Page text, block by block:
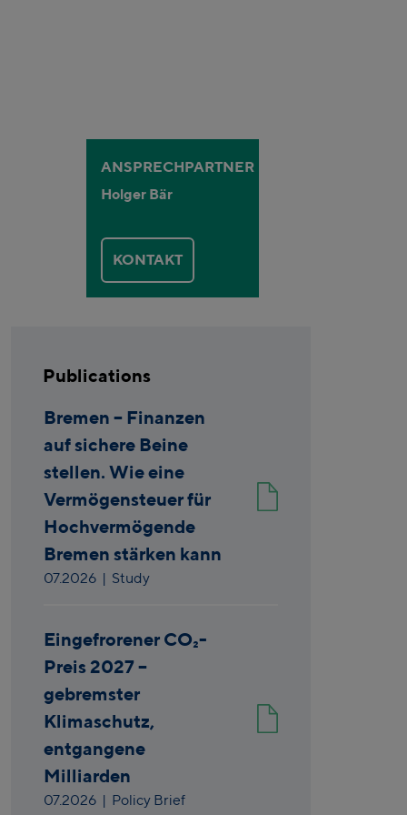
ANSPRECHPARTNER
Holger Bär
KONTAKT
Publications
Bremen – Finanzen
auf sichere Beine
stellen. Wie eine
Vermögensteuer für
Hochvermögende
Bremen stärken kann
07.2026 | Study
Eingefrorener CO₂-
Preis 2027 –
gebremster
Klimaschutz,
entgangene
Milliarden
07.2026 | Policy Brief